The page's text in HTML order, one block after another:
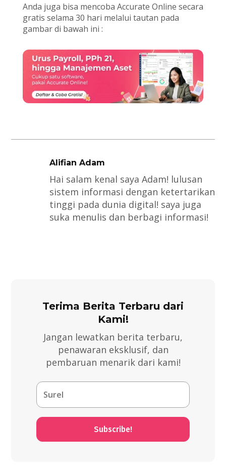
Anda juga bisa mencoba Accurate Online secara
gratis selama 30 hari melalui tautan pada
gambar di bawah ini :
Alifian Adam
Hai salam kenal saya Adam! lulusan
sistem informasi dengan ketertarikan
tinggi pada dunia digital! saya juga
suka menulis dan berbagi informasi!
Terima Berita Terbaru dari
Kami!
Jangan lewatkan berita terbaru,
penawaran eksklusif, dan
pembaruan menarik dari kami!
Subscribe!